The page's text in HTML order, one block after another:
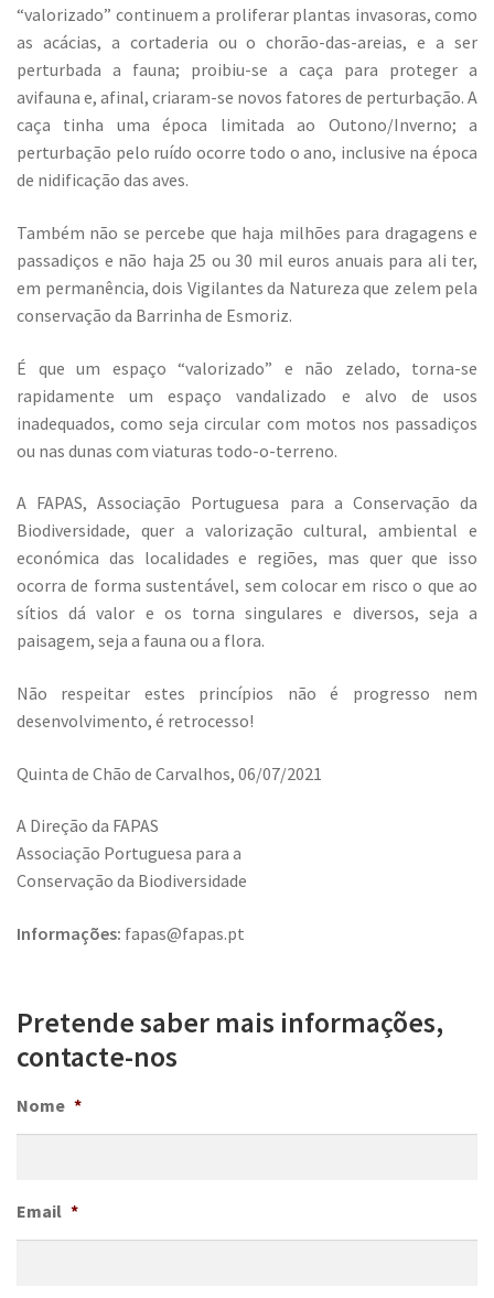
“valorizado” continuem a proliferar plantas invasoras, como
as acácias, a cortaderia ou o chorão-das-areias, e a ser
perturbada a fauna; proibiu-se a caça para proteger a
avifauna e, afinal, criaram-se novos fatores de perturbação. A
caça tinha uma época limitada ao Outono/Inverno; a
perturbação pelo ruído ocorre todo o ano, inclusive na época
de nidificação das aves.
Também não se percebe que haja milhões para dragagens e
passadiços e não haja 25 ou 30 mil euros anuais para ali ter,
em permanência, dois Vigilantes da Natureza que zelem pela
conservação da Barrinha de Esmoriz.
É que um espaço “valorizado” e não zelado, torna-se
rapidamente um espaço vandalizado e alvo de usos
inadequados, como seja circular com motos nos passadiços
ou nas dunas com viaturas todo-o-terreno.
A FAPAS, Associação Portuguesa para a Conservação da
Biodiversidade, quer a valorização cultural, ambiental e
económica das localidades e regiões, mas quer que isso
ocorra de forma sustentável, sem colocar em risco o que ao
sítios dá valor e os torna singulares e diversos, seja a
paisagem, seja a fauna ou a flora.
Não respeitar estes princípios não é progresso nem
desenvolvimento, é retrocesso!
Quinta de Chão de Carvalhos, 06/07/2021
A Direção da FAPAS
Associação Portuguesa para a
Conservação da Biodiversidade
Informações: fapas@fapas.pt
Pretende saber mais informações,
contacte-nos
Nome *
Email *